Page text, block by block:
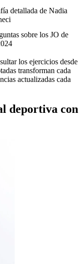
detallada de Nadia
sobre los JO de
los ejercicios desde
transforman cada
actualizadas cada
deportiva con